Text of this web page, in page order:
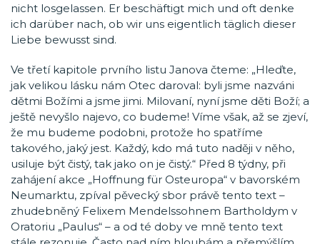
nicht losgelassen. Er beschäftigt mich und oft denke
ich darüber nach, ob wir uns eigentlich täglich dieser
Liebe bewusst sind.
Ve třetí kapitole prvního listu Janova čteme: „Hleďte,
jak velikou lásku nám Otec daroval: byli jsme nazváni
dětmi Božími a jsme jimi. Milovaní, nyní jsme děti Boží; a
ještě nevyšlo najevo, co budeme! Víme však, až se zjeví,
že mu budeme podobni, protože ho spatříme
takového, jaký jest. Každý, kdo má tuto naději v něho,
usiluje být čistý, tak jako on je čistý.“ Před 8 týdny, při
zahájení akce „Hoffnung für Osteuropa“ v bavorském
Neumarktu, zpíval pěvecký sbor právě tento text –
zhudebněný Felixem Mendelssohnem Bartholdym v
Oratoriu „Paulus“ – a od té doby ve mně tento text